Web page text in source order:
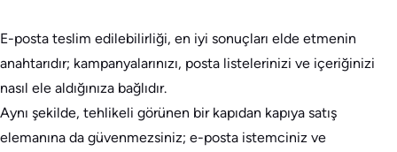
E-posta teslim edilebilirliği, en iyi sonuçları elde etmenin
anahtarıdır; kampanyalarınızı, posta listelerinizi ve içeriğinizi
nasıl ele aldığınıza bağlıdır.
Aynı şekilde, tehlikeli görünen bir kapıdan kapıya satış
elemanına da güvenmezsiniz; e-posta istemciniz ve